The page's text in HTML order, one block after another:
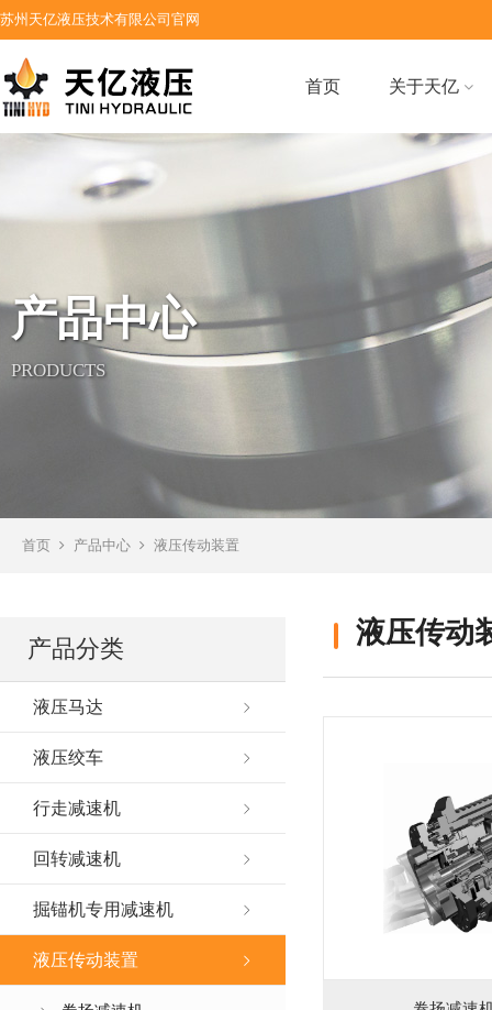
苏州天亿液压技术有限公司官网
首页 关于天亿
产品中心
PRODUCTS
首页 产品中心 液压传动装置
产品分类
液压马达
液压绞车
行走减速机
回转减速机
掘锚机专用减速机
液压传动装置
液压传动